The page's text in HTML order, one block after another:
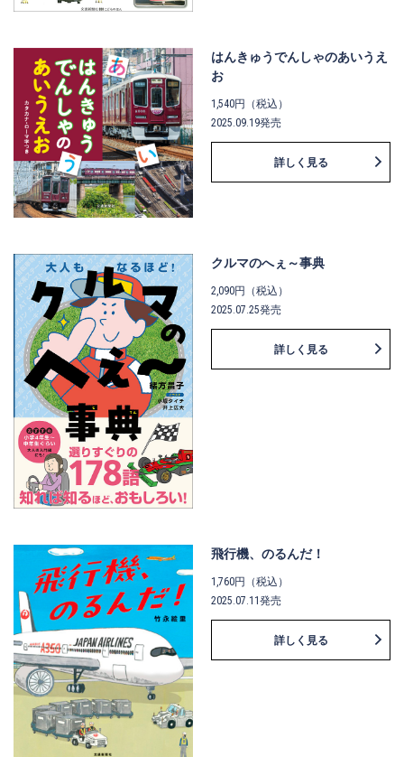
はんきゅうでんしゃのあいうえ
お
1,540円（税込）
2025.09.19発売
詳しく見る
クルマのへぇ～事典
2,090円（税込）
2025.07.25発売
詳しく見る
飛行機、のるんだ！
1,760円（税込）
2025.07.11発売
詳しく見る